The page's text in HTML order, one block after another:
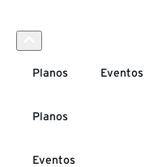
Planos Eventos
Planos
Eventos